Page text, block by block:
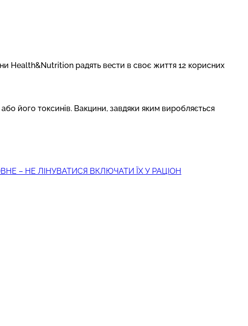
Health&Nutrition радять вести в своє життя 12 корисних
його токсинів. Вакцини, завдяки яким виробляється
– НЕ ЛІНУВАТИСЯ ВКЛЮЧАТИ ЇХ У РАЦІОН